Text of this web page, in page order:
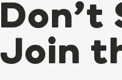
Don’t
Join